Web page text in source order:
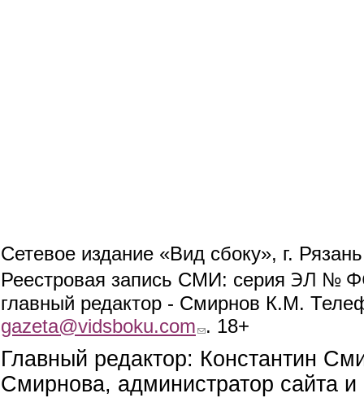
Сетевое издание «Вид сбоку», г.
Реестровая запись СМИ: серия ЭЛ №
главный редактор - Смирнов К.М.
gazeta@vidsboku.com (link sends e-mail)
. 18+
Главный редактор: Константин
Смирнова, администратор сайта